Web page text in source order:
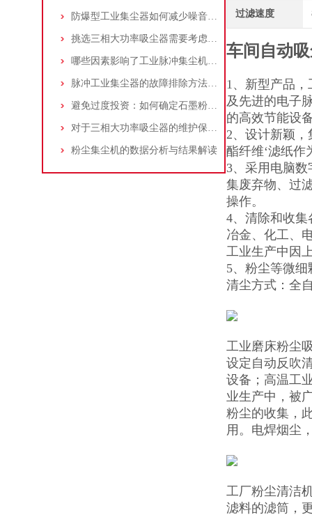
防爆型工业集尘器如何减少噪音?三个方法轻松解决
挑选三相大功率吸尘器需要考虑哪些问题？
哪些因素影响了工业脉冲集尘机的使用寿命？
脉冲工业集尘器的故障排除方法和注意事项
避免过度投资：如何确定石墨粉尘除尘器的合理价格区间
对于三相大功率吸尘器的维护保养，你了解多少
粉尘集尘机的数据分析与结果解读
过滤速度
车间自动
1、新型产品
及先进的电子
的高效节能设
2、设计新颖
酯纤维‘滤纸作
3、采用电脑
集废弃物、过
操作。
4、清除和收
冶金、化工、
工业生产中因
5、粉尘等微
清尘方式：全
工业磨床粉尘
设定自动反吹
设备；高温工
业生产中，被
粉尘的收集，
用。电焊烟尘
工厂粉尘清洁
滤料的滤筒，